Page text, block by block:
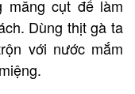
măng cụt để làm
Dùng thịt gà ta
với nước mắm